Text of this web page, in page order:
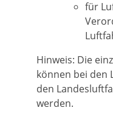
für
Hinweis: Die
können bei den
den
werden.